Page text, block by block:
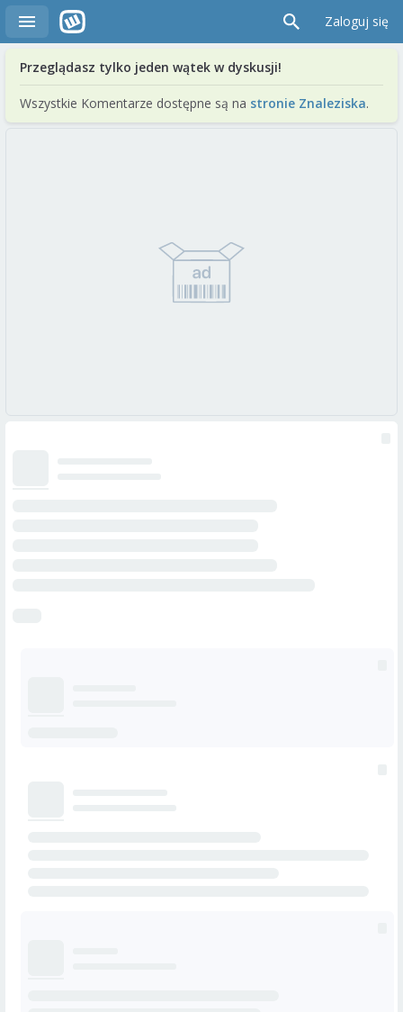
Zaloguj się
Przeglądasz tylko jeden wątek w dyskusji!
Wszystkie Komentarze dostępne są na stronie Znaleziska.